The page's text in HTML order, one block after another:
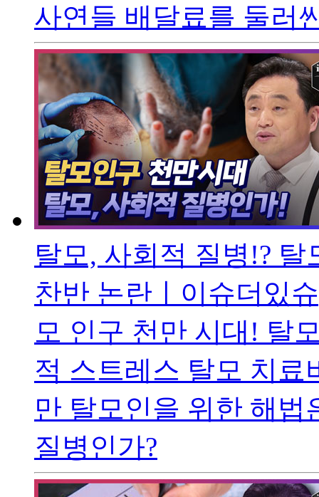
사연들 배달료를 둘러
탈모, 사회적 질병!?
찬반 논란ㅣ이슈더있
모 인구 천만 시대! 탈
적 스트레스 탈모 치료
만 탈모인을 위한 해법
질병인가?